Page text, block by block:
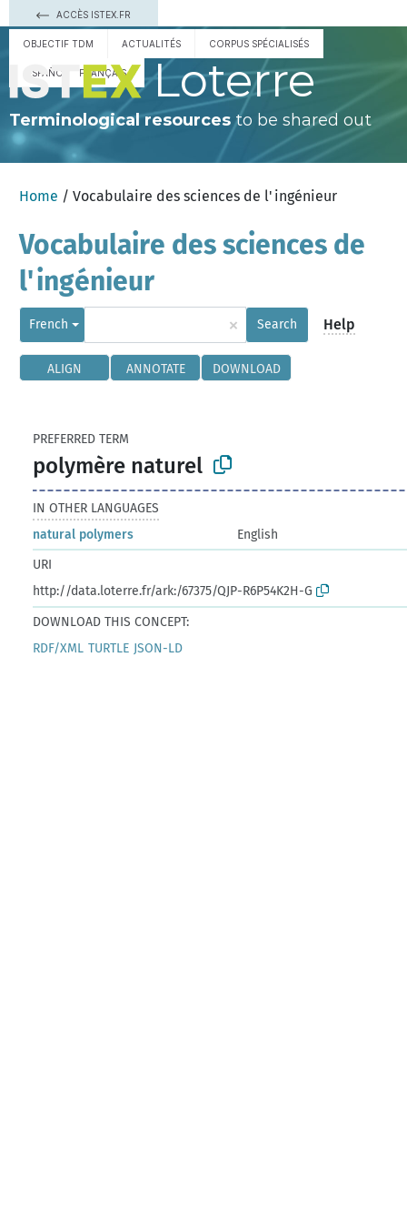
ACCÈS ISTEX.FR
OBJECTIF TDM ACTUALITÉS CORPUS SPÉCIALISÉS
ESPAÑOL FRANÇAIS Loterre
Terminological resourcesto be shared out
Home / Vocabulaire des sciences de l'ingénieur
Vocabulaire des sciences de
l'ingénieur
French × Search Help
ALIGN ANNOTATE DOWNLOAD
PREFERRED TERM
polymère naturel
IN OTHER LANGUAGES
natural polymers
English
URI
http://data.loterre.fr/ark:/67375/QJP-R6P54K2H-G
DOWNLOAD THIS CONCEPT:
RDF/XML TURTLE JSON-LD